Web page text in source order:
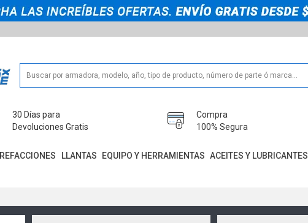
30 Días para
Devoluciones Gratis
Compra
100% Segura
REFACCIONES LLANTAS EQUIPO Y HERRAMIENTAS ACEITES Y LUBRICANTES